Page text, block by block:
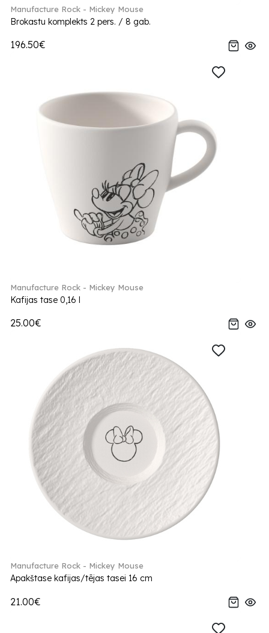
Manufacture Rock - Mickey Mouse
Brokastu komplekts 2 pers. / 8 gab.
196.50€
Manufacture Rock - Mickey Mouse
Kafijas tase 0,16 l
25.00€
Manufacture Rock - Mickey Mouse
Apakštase kafijas/tējas tasei 16 cm
21.00€